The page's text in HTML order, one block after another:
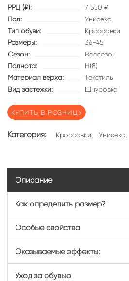
РРЦ (₽):
7 550 ₽
Пол:
Унисекс
Тип обуви:
Кроссовки
Размеры:
36-45
Сезон:
Всесезон
Полнота:
Н(8)
Материал верха:
Текстиль
Вид застежки:
Шнуровка
КУПИТЬ В РОЗНИЦУ
Категория: Кроссовки, Унисекс,
Описание
Как определить размер?
Особые свойства
Оказываемые эффекты:
Уход за обувью